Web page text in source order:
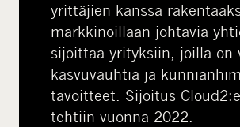
yrittäjien kanssa
markkinoillaan johtavia
sijoittaa yrityksiin, joilla on
kasvuvauhtia ja
tavoitteet. Sijoitus
tehtiin vuonna 2022.